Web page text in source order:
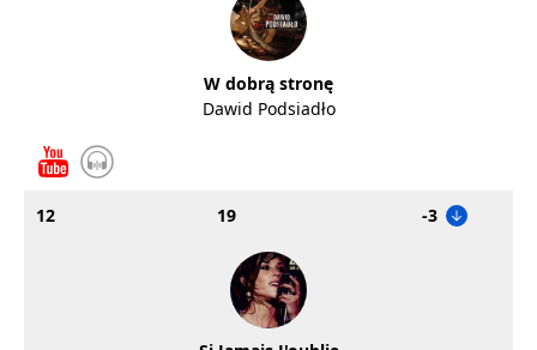
W dobrą stronę
Dawid Podsiadło
12 19 -3